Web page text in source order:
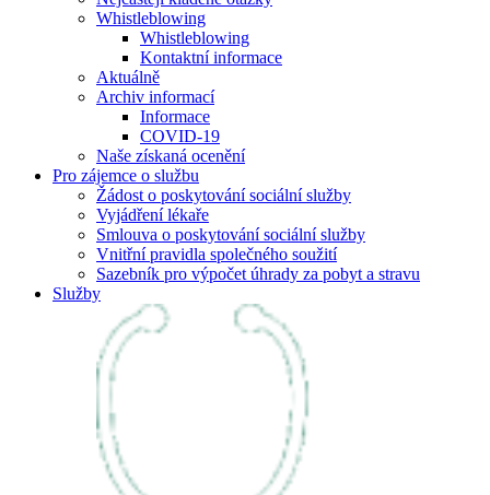
Whistleblowing
Whistleblowing
Kontaktní informace
Aktuálně
Archiv informací
Informace
COVID-19
Naše získaná ocenění
Pro zájemce o službu
Žádost o poskytování sociální služby
Vyjádření lékaře
Smlouva o poskytování sociální služby
Vnitřní pravidla společného soužití
Sazebník pro výpočet úhrady za pobyt a stravu
Služby